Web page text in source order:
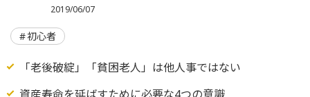
2019/06/07
初心者
「老後破綻」「貧困老人」は他人事ではない